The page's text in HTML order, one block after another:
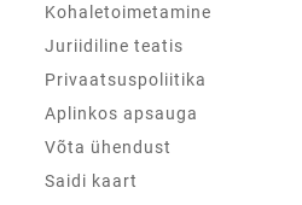
Kohaletoimetamine
Juriidiline teatis
Privaatsuspoliitika
Aplinkos apsauga
Võta ühendust
Saidi kaart